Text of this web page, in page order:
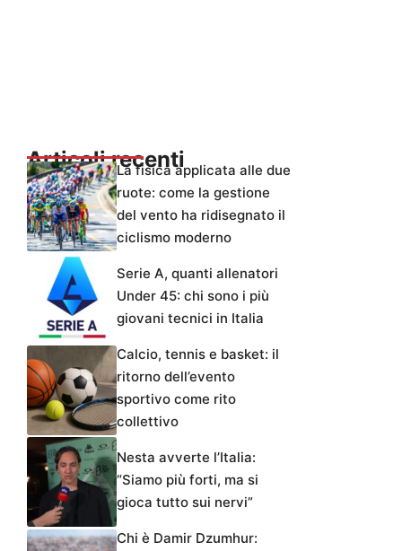
Articoli recentiLa fisica applicata alle due
ruote: come la gestione
del vento ha ridisegnato il
ciclismo moderno
Serie A, quanti allenatori
Under 45: chi sono i più
giovani tecnici in Italia
Calcio, tennis e basket: il
ritorno dell’evento
sportivo come rito
collettivo
Nesta avverte l’Italia:
“Siamo più forti, ma si
gioca tutto sui nervi”
Chi è Damir Dzumhur: